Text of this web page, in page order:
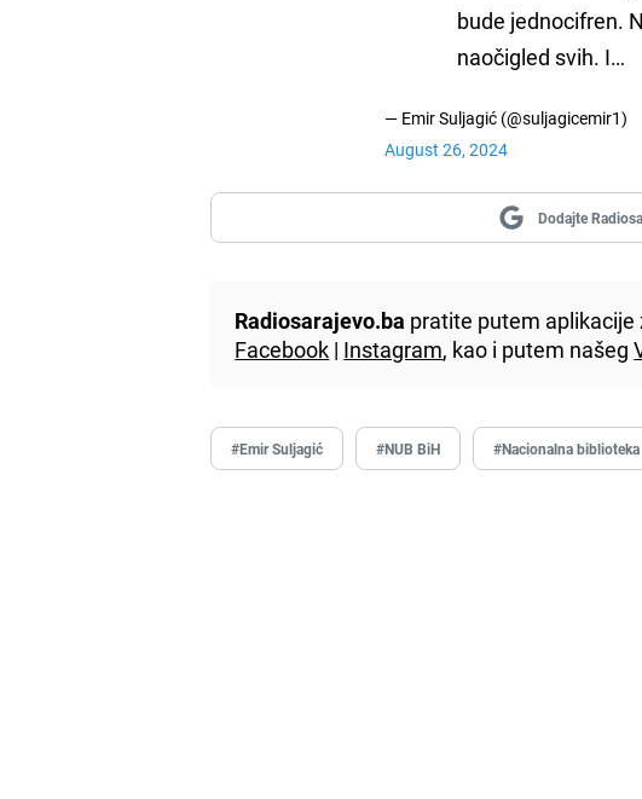
bude jednocifren.
naočigled svih. I…
— Emir Suljagić (@suljagicemir1)
August 26, 2024
Dodajte
Radiosarajevo.ba pratite putem
Facebook | Instagram, kao i putem našeg
#Emir Suljagić #NUB BiH #Nacionalna biblioteka